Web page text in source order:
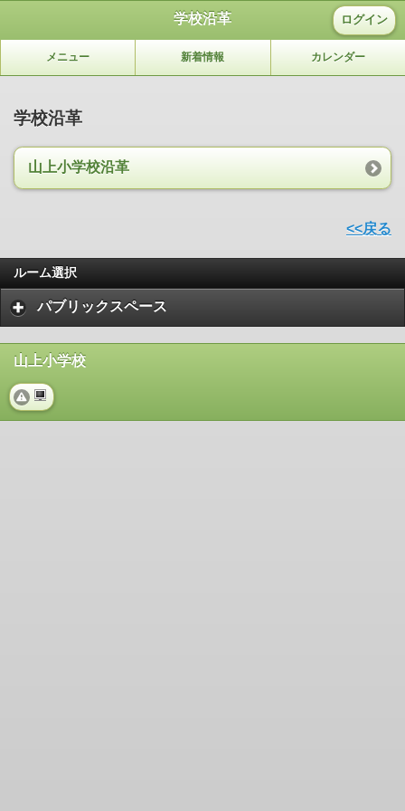
学校沿革 ログイン
メニュー 新着情報 カレンダー
学校沿革
山上小学校沿革
<<戻る
ルーム選択
パブリックスペース
山上小学校